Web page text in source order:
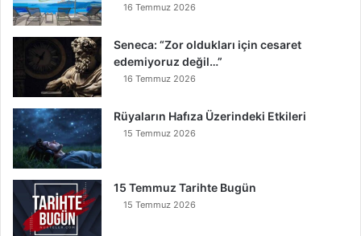
r
e
B
u
n
u
k
16 Temmuz 2026
Seneca: “Zor oldukları için cesaret
edemiyoruz değil…”
16 Temmuz 2026
Rüyaların Hafıza Üzerindeki Etkileri
15 Temmuz 2026
15 Temmuz Tarihte Bugün
15 Temmuz 2026